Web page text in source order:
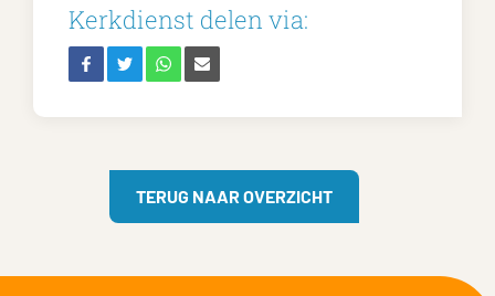
Kerkdienst delen via:
TERUG NAAR OVERZICHT